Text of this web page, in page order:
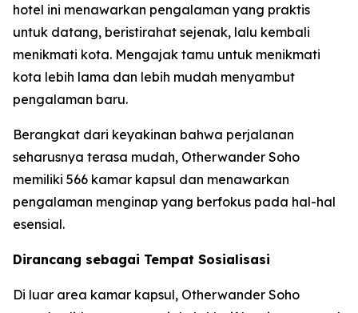
hotel ini menawarkan pengalaman yang praktis
untuk datang, beristirahat sejenak, lalu kembali
menikmati kota. Mengajak tamu untuk menikmati
kota lebih lama dan lebih mudah menyambut
pengalaman baru.
Berangkat dari keyakinan bahwa perjalanan
seharusnya terasa mudah, Otherwander Soho
memiliki 566 kamar kapsul dan menawarkan
pengalaman menginap yang berfokus pada hal-hal
esensial.
Dirancang sebagai Tempat Sosialisasi
Di luar area kamar kapsul, Otherwander Soho